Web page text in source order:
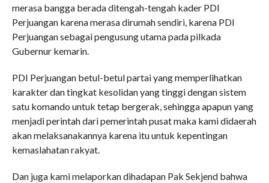
merasa bangga berada ditengah-tengah kader PDI
Perjuangan karena merasa dirumah sendiri, karena PDI
Perjuangan sebagai pengusung utama pada pilkada
Gubernur kemarin.
PDI Perjuangan betul-betul partai yang memperlihatkan
karakter dan tingkat kesolidan yang tinggi dengan sistem
satu komando untuk tetap bergerak, sehingga apapun yang
menjadi perintah dari pemerintah pusat maka kami didaerah
akan melaksanakannya karena itu untuk kepentingan
kemaslahatan rakyat.
Dan juga kami melaporkan dihadapan Pak Sekjend bahwa